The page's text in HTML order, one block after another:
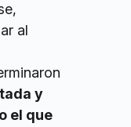
al
y
el que